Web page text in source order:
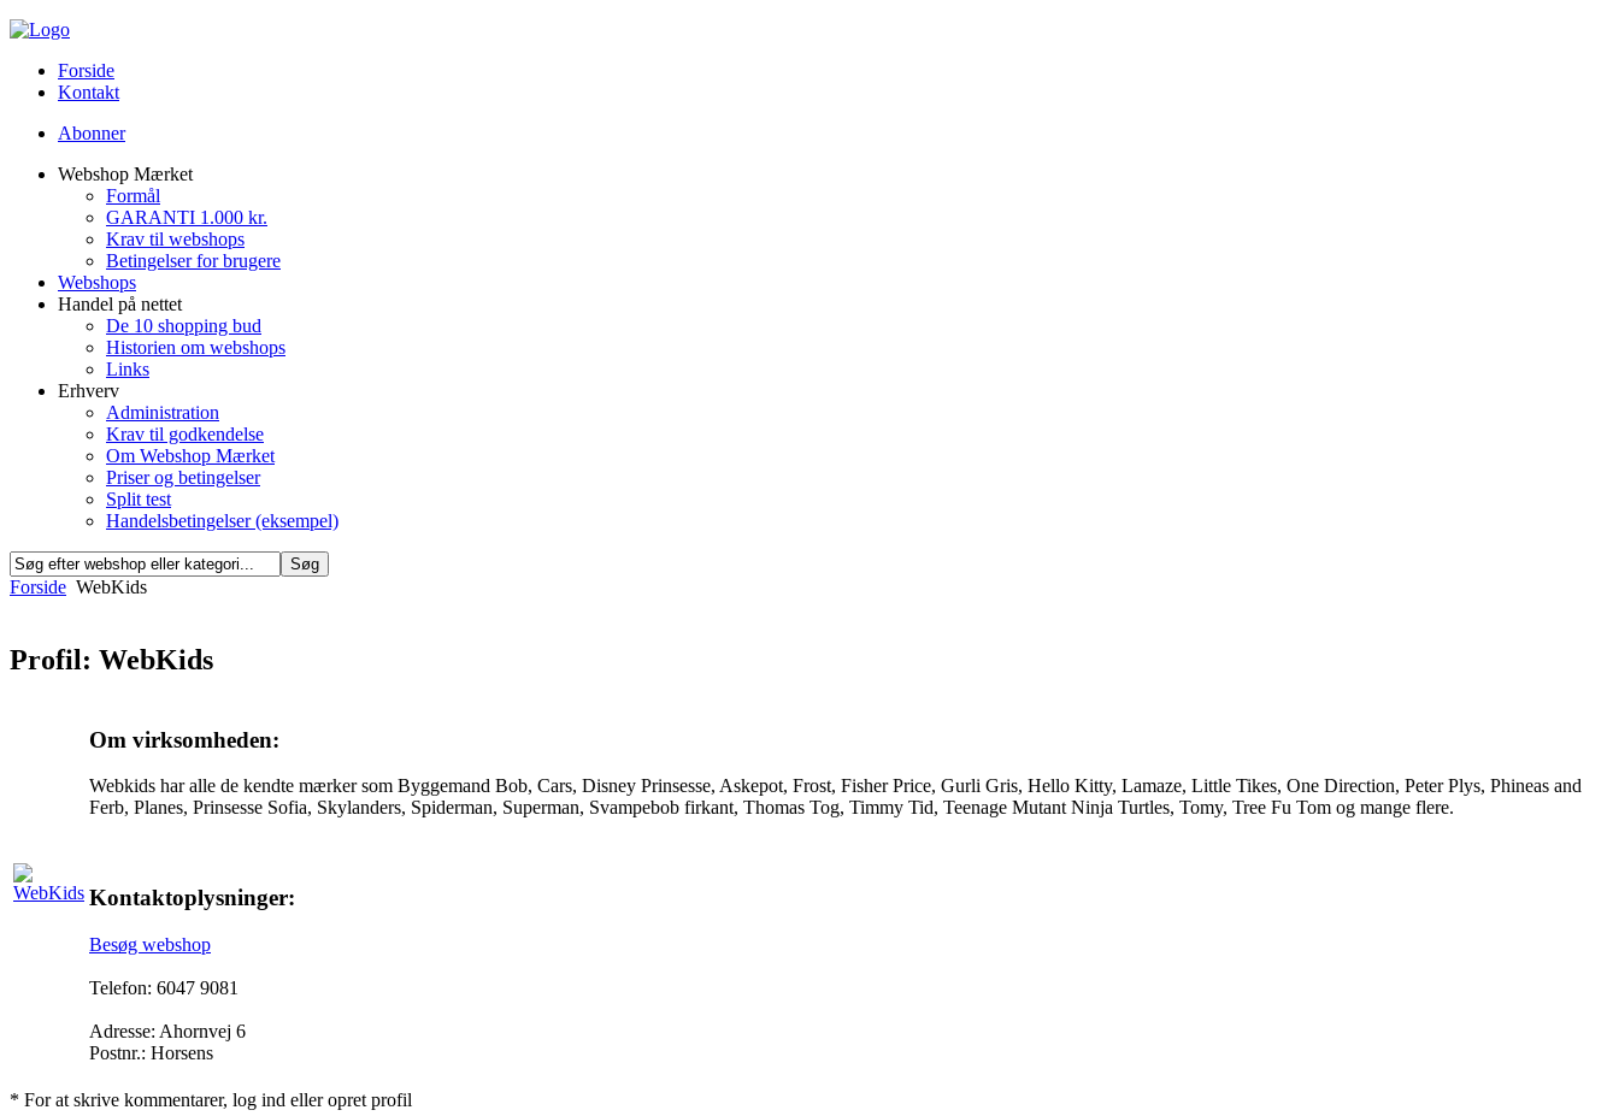
Forside
Kontakt
Abonner
Webshop Mærket
Formål
GARANTI 1.000 kr.
Krav til webshops
Betingelser for brugere
Webshops
Handel på nettet
De 10 shopping bud
Historien om webshops
Links
Erhverv
Administration
Krav til godkendelse
Om Webshop Mærket
Priser og betingelser
Split test
Handelsbetingelser (eksempel)
Forside WebKids
Profil: WebKids
Om virksomheden:
Webkids har alle de kendte mærker som Byggemand Bob, Cars, Disney Prinsesse, Askepot, Frost, Fisher Price, Gurli Gris, Hello Kitty, Lamaze, Little Tikes, One Direction, Peter Plys, Phineas and
Ferb, Planes, Prinsesse Sofia, Skylanders, Spiderman, Superman, Svampebob firkant, Thomas Tog, Timmy Tid, Teenage Mutant Ninja Turtles, Tomy, Tree Fu Tom og mange flere.
Kontaktoplysninger:
Besøg webshop
Telefon: 6047 9081
Adresse: Ahornvej 6
Postnr.: Horsens
* For at skrive kommentarer, log ind eller opret profil